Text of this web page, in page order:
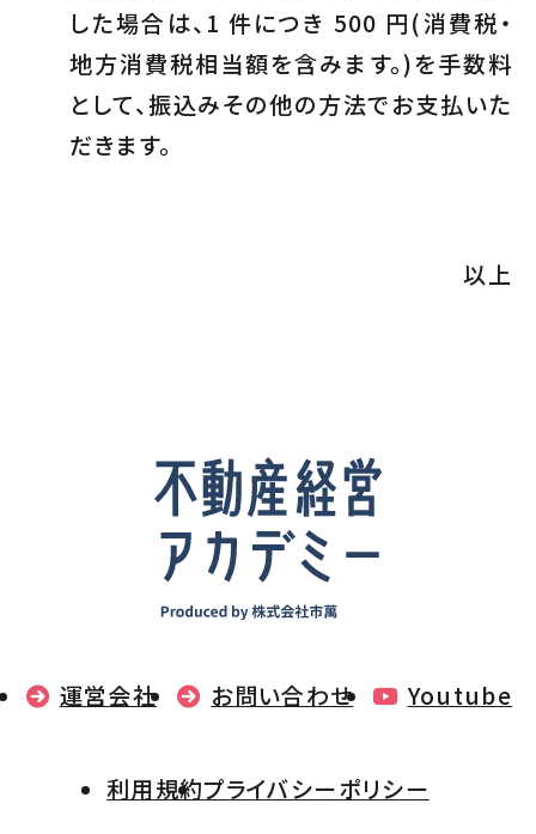
した場合は、1 件につき 500 円(消費税・
地方消費税相当額を含みます。)を手数料
として、振込みその他の方法でお支払いた
だきます。
以上
運営会社 お問い合わせ Youtube
利用規約プライバシーポリシー